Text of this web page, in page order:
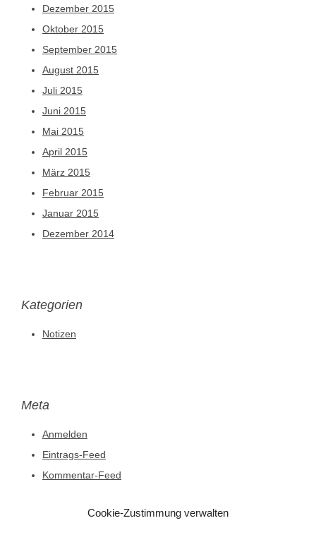
Cookie-Zustimmung verwalten
Dezember 2015
Oktober 2015
September 2015
August 2015
Juli 2015
Juni 2015
Mai 2015
April 2015
März 2015
Februar 2015
Januar 2015
Dezember 2014
Kategorien
Notizen
Meta
Anmelden
Eintrags-Feed
Kommentar-Feed